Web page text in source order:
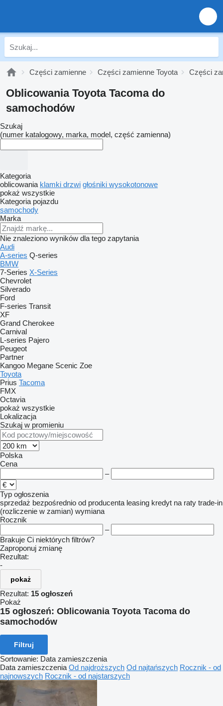
Części zamienne Części zamienne Toyota Części
Oblicowania Toyota Tacoma do
samochodów
Szukaj
(numer katalogowy, marka, model, część zamienna)
Kategoria
oblicowania klamki drzwi głośniki wysokotonowe
pokaż wszystkie
Kategoria pojazdu
samochody
Marka
Nie znaleziono wyników dla tego zapytania
Audi
A-series Q-series
BMW
7-Series X-Series
Chevrolet
Silverado
Ford
F-series Transit
XF
Grand Cherokee
Carnival
L-series Pajero
Peugeot
Partner
Kangoo Megane Scenic Zoe
Toyota
Prius Tacoma
FMX
Octavia
pokaż wszystkie
Lokalizacja
Szukaj w promieniu
Polska
Cena
–
Typ ogłoszenia
sprzedaż bezpośrednio od producenta leasing kredyt na raty trade-in
(rozliczenie w zamian) wymiana
Rocznik
–
Brakuje Ci niektórych filtrów?
Zaproponuj zmianę
Rezultat:
-
pokaż
Rezultat: 15 ogłoszeń
Pokaż
15 ogłoszeń: Oblicowania Toyota Tacoma do
samochodów
Filtruj
Sortowanie: Data zamieszczenia
Data zamieszczenia Od najdroższych Od najtańszych Rocznik - od
najnowszych Rocznik - od najstarszych